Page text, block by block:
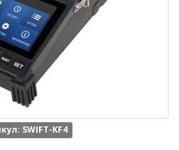
SWIFT-KF4